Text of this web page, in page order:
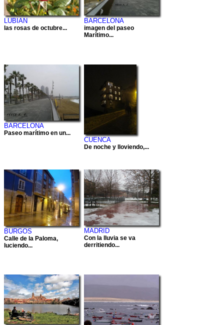
LUBIAN
las rosas de octubre...
BARCELONA
imagen del paseo
Marítimo...
BARCELONA
Paseo marítimo en un...
CUENCA
De noche y lloviendo,...
BURGOS
Calle de la Paloma,
luciendo...
MADRID
Con la lluvia se va
derritiendo...